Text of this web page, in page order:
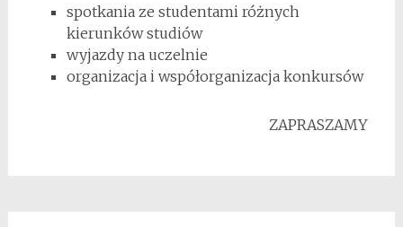
spotkania ze studentami różnych
kierunków studiów
wyjazdy na uczelnie
organizacja i współorganizacja konkursów
ZAPRASZAMY